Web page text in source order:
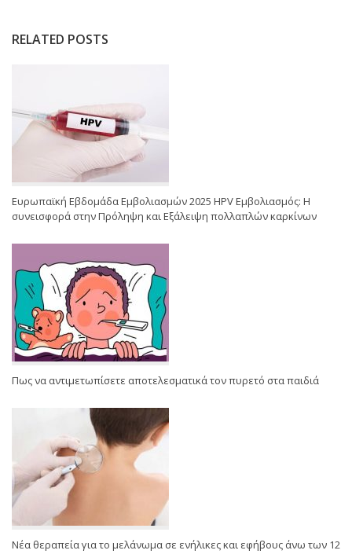
RELATED POSTS
Ευρωπαϊκή Εβδομάδα Εμβολιασμών 2025 HPV Εμβολιασμός: Η
συνεισφορά στην Πρόληψη και Εξάλειψη πολλαπλών καρκίνων
Πως να αντιμετωπίσετε αποτελεσματικά τον πυρετό στα παιδιά
Νέα θεραπεία για το μελάνωμα σε ενήλικες και εφήβους άνω των 12